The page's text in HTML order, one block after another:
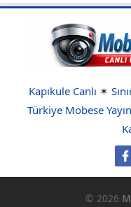
Kapıkule Canlı ✶
Türkiye Mobese
© 2026